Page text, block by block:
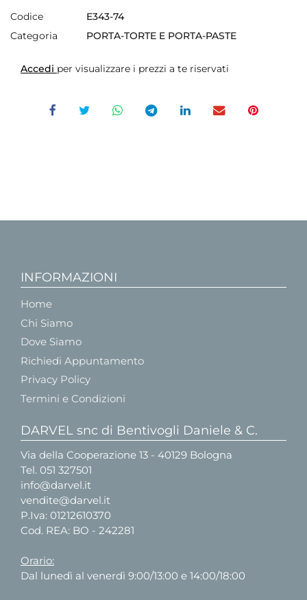
Codice
E343-74
Categoria
PORTA-TORTE E PORTA-PASTE
Accedi per visualizzare i prezzi a te riservati
INFORMAZIONI
Home
Chi Siamo
Dove Siamo
Richiedi Appuntamento
Privacy Policy
Termini e Condizioni
DARVEL snc di Bentivogli Daniele & C.
Via della Cooperazione 13 - 40129 Bologna
Tel. 051 327501
info@darvel.it
vendite@darvel.it
P.Iva: 01212610370
Cod. REA: BO - 242281
Orario:
Dal lunedì al venerdì 9:00/13:00 e 14:00/18:00